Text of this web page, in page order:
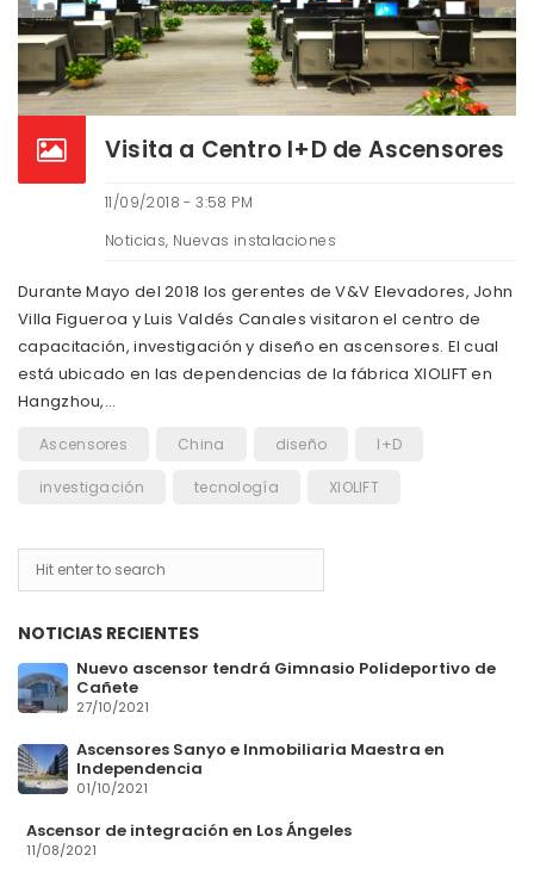
Visita a Centro I+D de Ascensores
11/09/2018 - 3:58 PM
Noticias, Nuevas instalaciones
Durante Mayo del 2018 los gerentes de V&V Elevadores, John
Villa Figueroa y Luis Valdés Canales visitaron el centro de
capacitación, investigación y diseño en ascensores. El cual
está ubicado en las dependencias de la fábrica XIOLIFT en
Hangzhou,…
Ascensores China diseño I+D
investigación tecnología XIOLIFT
NOTICIAS RECIENTES
Nuevo ascensor tendrá Gimnasio Polideportivo de
Cañete
27/10/2021
Ascensores Sanyo e Inmobiliaria Maestra en
Independencia
01/10/2021
Ascensor de integración en Los Ángeles
11/08/2021